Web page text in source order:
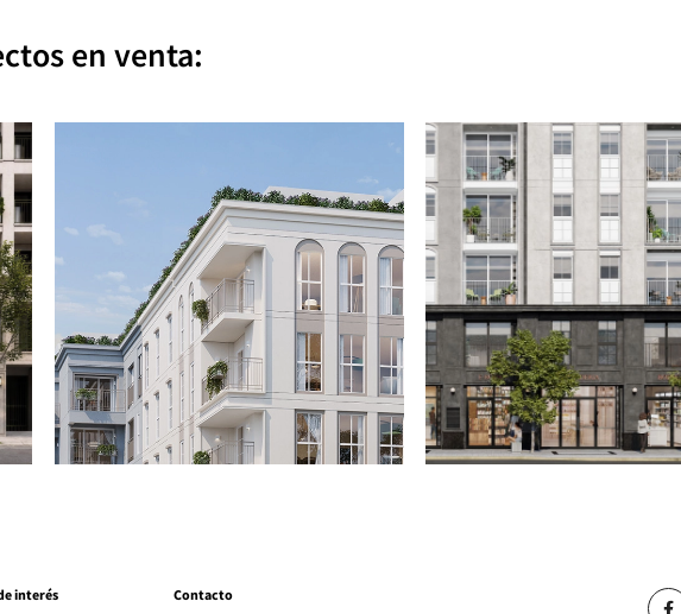
en venta:
interés Contacto